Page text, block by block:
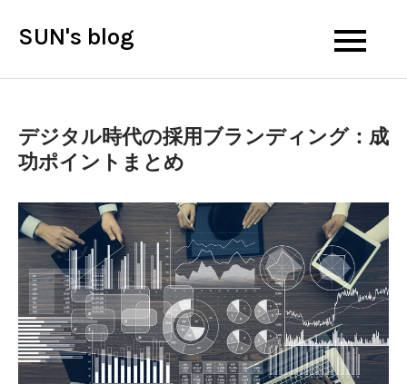
SUN's blog
デジタル時代の採用ブランディング：成
功ポイントまとめ